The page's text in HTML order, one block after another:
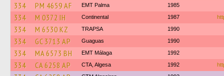
334 PM 4659 AF EMT Palma 1985
334 M 0372 IH Continental 1987
334 M 6530 KZ TRAPSA 1990
334 GC 3713 AP Guaguas 1990
334 MA 6573 BH EMT Málaga 1992
334 CA 6258 AP CTA, Algesa 1992